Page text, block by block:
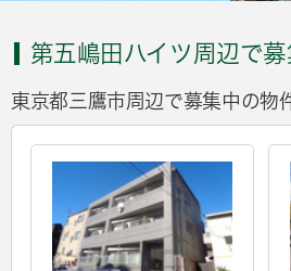
第五嶋田ハイツ周辺で
東京都三鷹市周辺で募集中の物